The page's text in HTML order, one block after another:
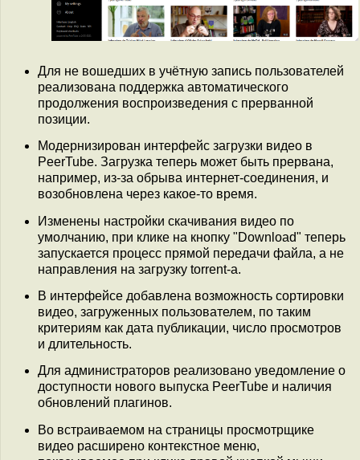
Для не вошедших в учётную запись пользователей
реализована поддержка автоматического
продолжения воспроизведения с прерванной
позиции.
Модернизирован интерфейс загрузки видео в
PeerTube. Загрузка теперь может быть прервана,
например, из-за обрыва интернет-соединения, и
возобновлена через какое-то время.
Изменены настройки скачивания видео по
умолчанию, при клике на кнопку "Download" теперь
запускается процесс прямой передачи файла, а не
направления на загрузку torrent-а.
В интерфейсе добавлена возможность сортировки
видео, загруженных пользователем, по таким
критериям как дата публикации, число просмотров
и длительность.
Для администраторов реализовано уведомление о
доступности нового выпуска PeerTube и наличия
обновлений плагинов.
Во встраиваемом на страницы просмотрщике
видео расширено контекстное меню,